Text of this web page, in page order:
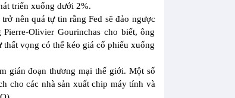
triển xuống dưới 2%.
nên quá tự tin rằng Fed sẽ đảo ngược
Olivier Gourinchas cho biết, ông
vọng có thể kéo giá cổ phiếu xuống
gián đoạn thương mại thế giới. Một số
cho các nhà sản xuất chip máy tính và